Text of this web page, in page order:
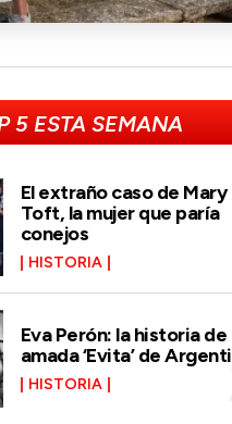
5 ESTA SEMANA
El extraño caso de Mary
Toft, la mujer que paría
conejos
HISTORIA
Eva Perón: la historia de
amada ‘Evita’ de
HISTORIA